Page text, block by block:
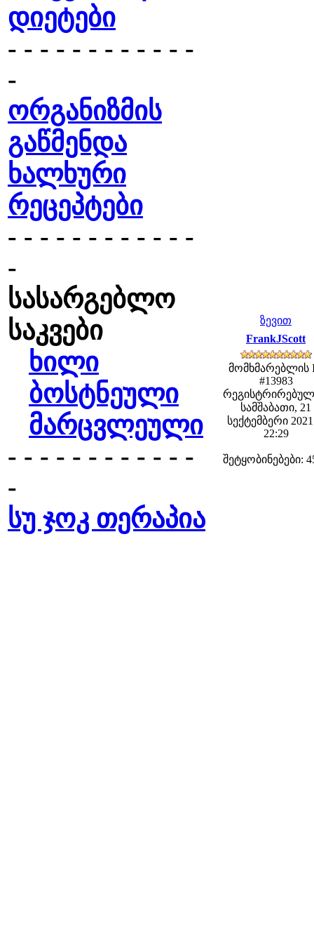
დიეტები
- - - - - - - - - - - -
-
ორგანიზმის
გაწმენდა
ხალხური
რეცეპტები
- - - - - - - - - - - -
-
სასარგებლო
საკვები
ხილი
ბოსტნეული
მარცვლეული
- - - - - - - - - - - -
-
სუ ჯოკ თერაპია
ზევით
FrankJScott
მომხმარებლის
#13983
სამშაბათი, 21
სექტემბერი
22:29
შეტყობინებები: